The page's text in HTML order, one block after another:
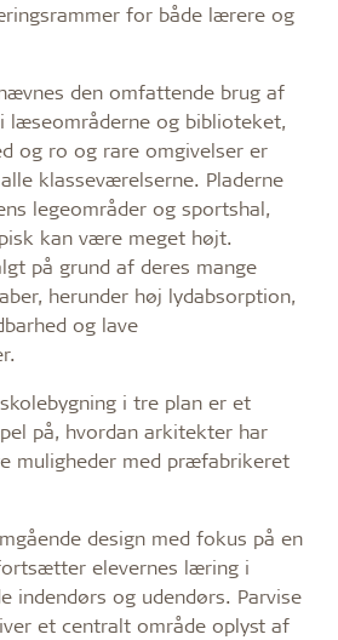
for både lærere og
den omfattende brug af
læseområderne og biblioteket,
og ro og rare omgivelser er
klasseværelserne. Pladerne
legeområder og sportshal,
kan være meget højt.
på grund af deres mange
herunder høj lydabsorption,
og lave
i tre plan er et
på, hvordan arkitekter har
muligheder med præfabrikeret
design med fokus på en
elevernes læring i
indendørs og udendørs. Parvise
et centralt område oplyst af